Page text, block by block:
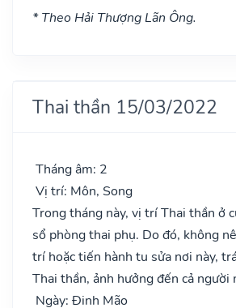
* Theo Hải Thượng Lãn Ông.
Thai thần 15/03/2022
Tháng âm: 2
Vị trí: Môn, Song
Trong tháng này, vị trí Thai thần ở
sổ phòng thai phụ. Do đó, không
trí hoặc tiến hành tu sửa nơi này,
Thai thần, ảnh hưởng đến cả người
Ngày: Đinh Mão